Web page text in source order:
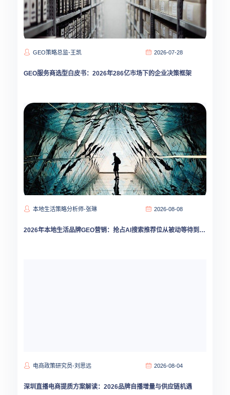
GEO策略总监-王凯 2026-07-28
GEO服务商选型白皮书：2026年286亿市场下的企业决策框架
本地生活策略分析师-张琳 2026-08-08
2026年本地生活品牌GEO营销：抢占AI搜索推荐位从被动等待到主动占据
电商政策研究员-刘思远 2026-08-04
深圳直播电商提质方案解读：2026品牌自播增量与供应链机遇